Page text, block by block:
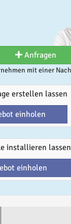
Anfragen
mit einer
erstellen lassen
einholen
installieren lassen
einholen